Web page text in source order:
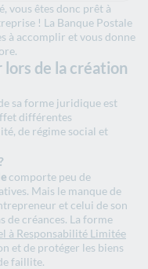
vous êtes donc prêt à
! La Banque Postale
à accomplir et vous donne
de la création
sa forme juridique est
différentes
de régime social et
comporte peu de
Mais le manque de
et celui de son
de créances. La forme
à Responsabilité Limitée
et de protéger les biens
faillite.